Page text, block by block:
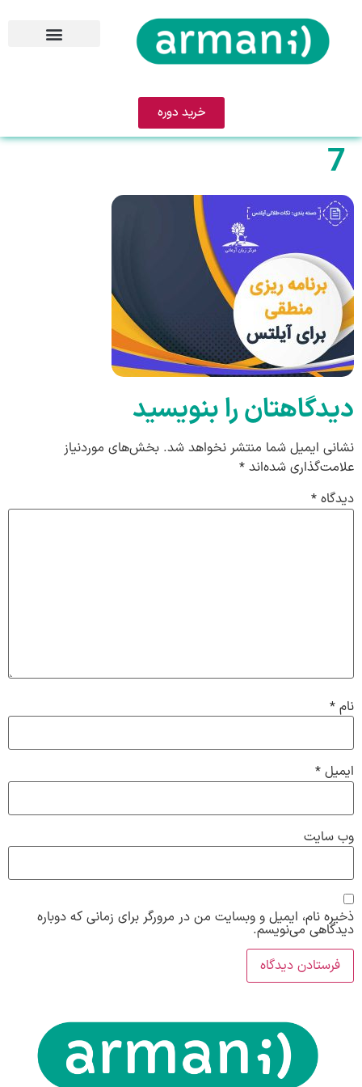
خرید دوره
7
دیدگاهتان را بنویسید
نشانی ایمیل شما منتشر نخواهد شد. بخش‌های موردنیاز
علامت‌گذاری شده‌اند *
دیدگاه *
نام *
ایمیل *
وب‌ سایت
ذخیره نام، ایمیل و وبسایت من در مرورگر برای زمانی که دوباره
دیدگاهی می‌نویسم.